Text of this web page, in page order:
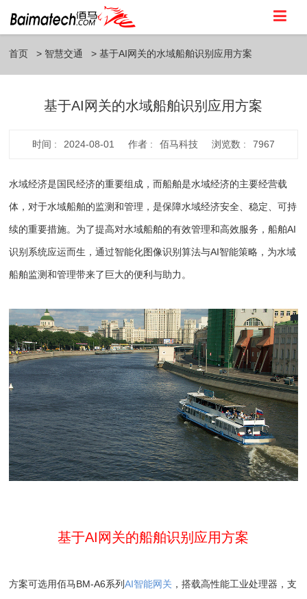
首页 智慧交通 基于AI网关的水域船舶识别应用方案
基于AI网关的水域船舶识别应用方案
时间 : 2024-08-01 作者 : 佰马科技 浏览数 : 7967
水域经济是国民经济的重要组成，而船舶是水域经济的主要经营载
体，对于水域船舶的监测和管理，是保障水域经济安全、稳定、可持
续的重要措施。为了提高对水域船舶的有效管理和高效服务，船舶AI
识别系统应运而生，通过智能化图像识别算法与AI智能策略，为水域
船舶监测和管理带来了巨大的便利与助力。
基于AI网关的船舶识别应用方案
方案可选用佰马BM-A6系列AI智能网关 ，搭载高性能工业处理器，支